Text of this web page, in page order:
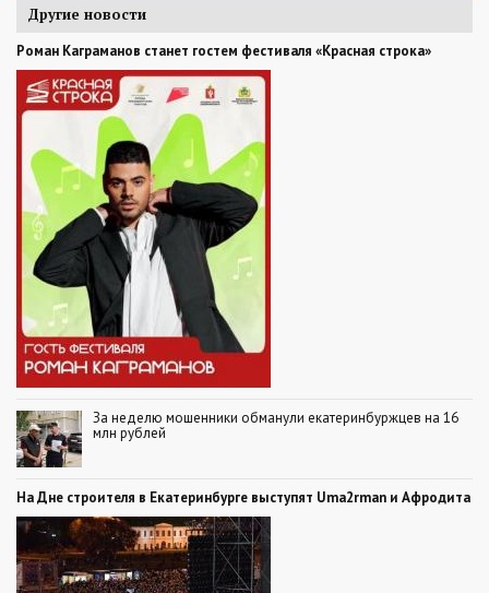
Другие новости
Роман Каграманов станет гостем фестиваля «Красная строка»
За неделю мошенники обманули екатеринбуржцев на 16
млн рублей
На Дне строителя в Екатеринбурге выступят Uma2rman и Афродита